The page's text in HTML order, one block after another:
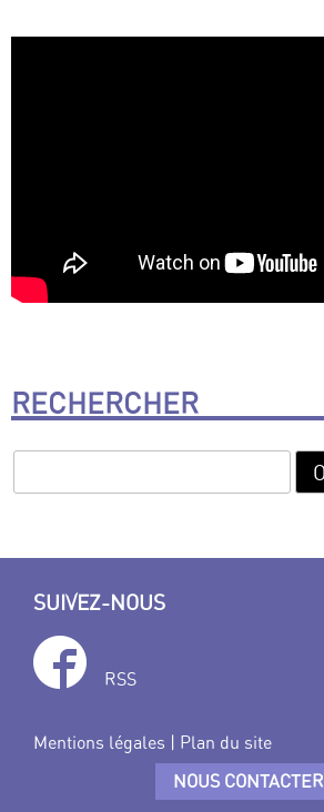
RECHERCHER
SUIVEZ-NOUS
RSS
Mentions légales | Plan du site
NOUS CONTACTER